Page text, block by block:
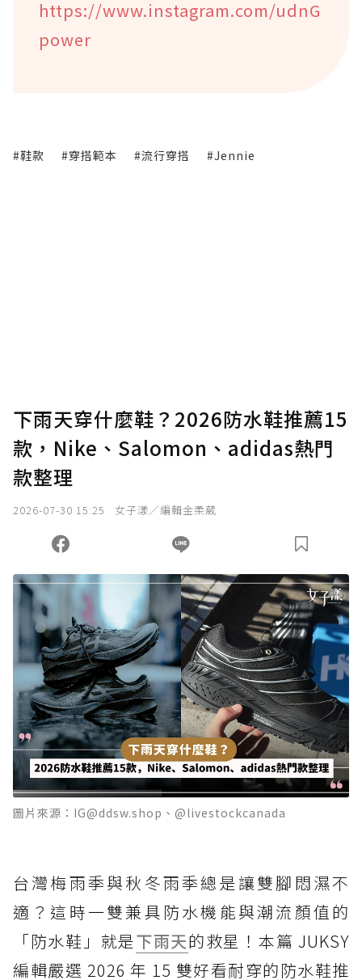
https://www.instagram.com/udnG
power
#鞋款 #穿搭範本 #流行穿搭 #Jennie
下雨天穿什麼鞋？2026防水鞋推薦15
款，Nike、Salomon、adidas熱門
款整理
2026-07-30 15:25 女子漾／編輯金柔葳
圖片來源：IG@ddsw.shop、@livestockcanada
台灣梅雨季與秋冬雨季總是讓雙腳悶濕不
適？這時一雙兼具防水機能與潮流顏值的
「防水鞋」就是下雨天的救星！本篇 JUKSY
編輯嚴選 2026 年 15 雙好看耐穿的防水鞋推